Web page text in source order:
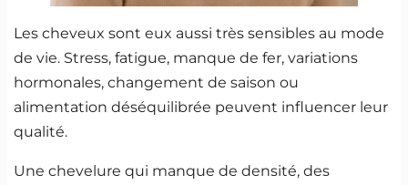
Les cheveux sont eux aussi très sensibles au mode
de vie. Stress, fatigue, manque de fer, variations
hormonales, changement de saison ou
alimentation déséquilibrée peuvent influencer leur
qualité.
Une chevelure qui manque de densité, des